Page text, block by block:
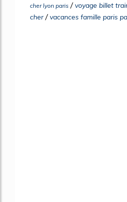
cher lyon paris /voyage billet
cher/vacances famille paris